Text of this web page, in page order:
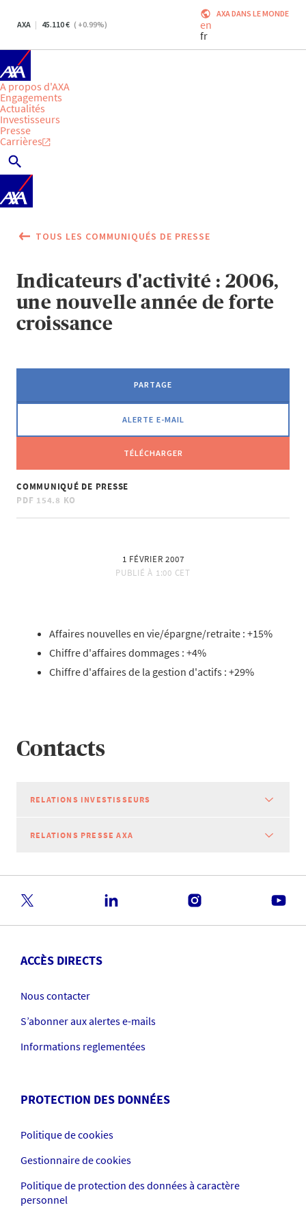
AXA 45.110 ( +0.99%)
AXA DANS LE MONDE
en
fr
A propos d'AXA
Engagements
Actualités
Investisseurs
Presse
Carrières
TOUS LES COMMUNIQUÉS DE PRESSE
Indicateurs d'activité : 2006,
une nouvelle année de forte
croissance
PARTAGE
ALERTE E-MAIL
TÉLÉCHARGER
COMMUNIQUÉ DE PRESSE
PDF 154.8 KO
1 FÉVRIER 2007
PUBLIÉ À 1:00 CET
Affaires nouvelles en vie/épargne/retraite : +15%
Chiffre d'affaires dommages : +4%
Chiffre d'affaires de la gestion d'actifs : +29%
Contacts
RELATIONS INVESTISSEURS
RELATIONS PRESSE AXA
ACCÈS DIRECTS
Nous contacter
S’abonner aux alertes e-mails
Informations reglementées
PROTECTION DES DONNÉES
Politique de cookies
Gestionnaire de cookies
Politique de protection des données à caractère
personnel